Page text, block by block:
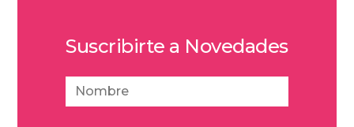
Suscribirte a Novedades